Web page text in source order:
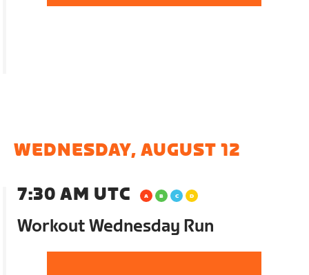
WEDNESDAY, AUGUST 12
7:30 AM UTC
Workout Wednesday Run